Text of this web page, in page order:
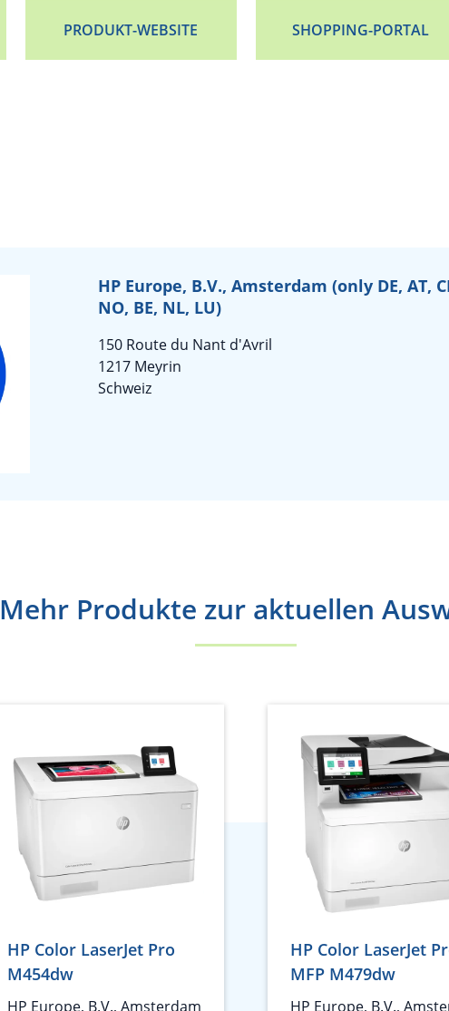
PRODUKT-WEBSITE SHOPPING-PORTAL
HP Europe, B.V., Amsterdam (only DE, AT,
NO, BE, NL, LU)
150 Route du Nant d'Avril
1217 Meyrin
Schweiz
Mehr Produkte zur aktuellen
HP Color LaserJet Pro
M454dw
HP Europe, B.V., Amsterdam
HP Color LaserJet
MFP M479dw
HP Europe, B.V.,